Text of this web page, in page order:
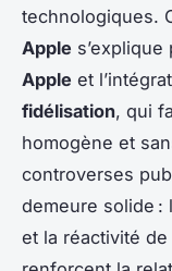
technologiques.
Apple s’explique
Apple et
fidélisation, qui
homogène et
controverses
demeure solide :
et la réactivité